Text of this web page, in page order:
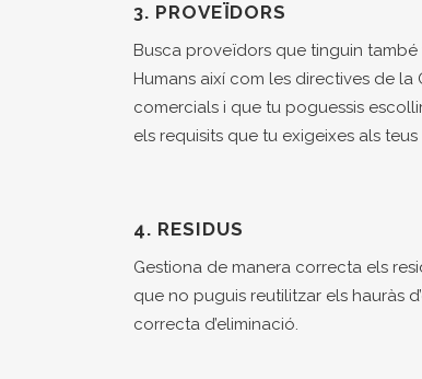
3. PROVEÏDORS
Busca proveïdors que tinguin també
Humans així com les directives de
comercials i que tu poguessis
els requisits que tu exigeixes als
4. RESIDUS
Gestiona de manera correcta els
que no puguis reutilitzar els hauràs
correcta d’eliminació.